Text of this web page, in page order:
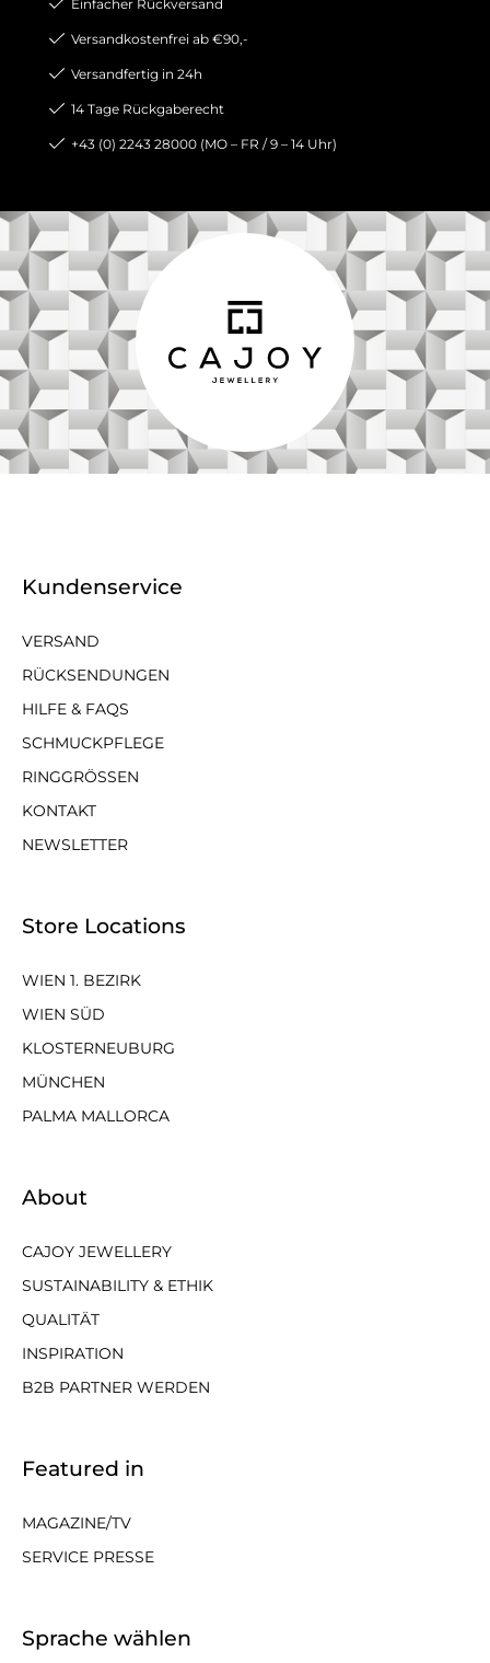
Einfacher Rückversand
Versandkostenfrei ab €90,-
Versandfertig in 24h
14 Tage Rückgaberecht
+43 (0) 2243 28000 (MO – FR / 9 – 14 Uhr)
Kundenservice
VERSAND
RÜCKSENDUNGEN
HILFE & FAQS
SCHMUCKPFLEGE
RINGGRÖSSEN
KONTAKT
NEWSLETTER
Store Locations
WIEN 1. BEZIRK
WIEN SÜD
KLOSTERNEUBURG
MÜNCHEN
PALMA MALLORCA
About
CAJOY JEWELLERY
SUSTAINABILITY & ETHIK
QUALITÄT
INSPIRATION
B2B PARTNER WERDEN
Featured in
MAGAZINE/TV
SERVICE PRESSE
Sprache wählen